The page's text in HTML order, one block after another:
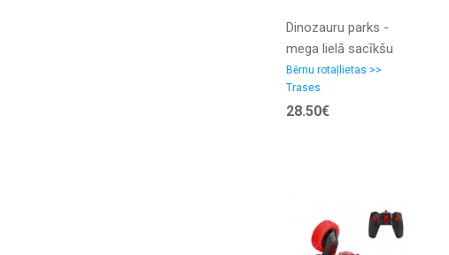
Dinozauru parks -
mega lielā sacīkšu
auto trase bērniem ar
dinozauriem,
mašīnām un 270
Bērnu rotaļlietas >>
Trases
28.50€